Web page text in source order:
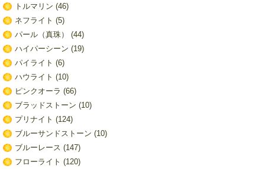
トルマリン (46)
ネフライト (5)
パール（真珠）
(44)
ハイパーシーン (19)
パイライト (6)
ハウライト (10)
ピンクオーラ (66)
ブラッドストーン (10)
プリナイト (124)
ブルーサンドストーン (10)
ブルーレース (147)
フローライト (120)